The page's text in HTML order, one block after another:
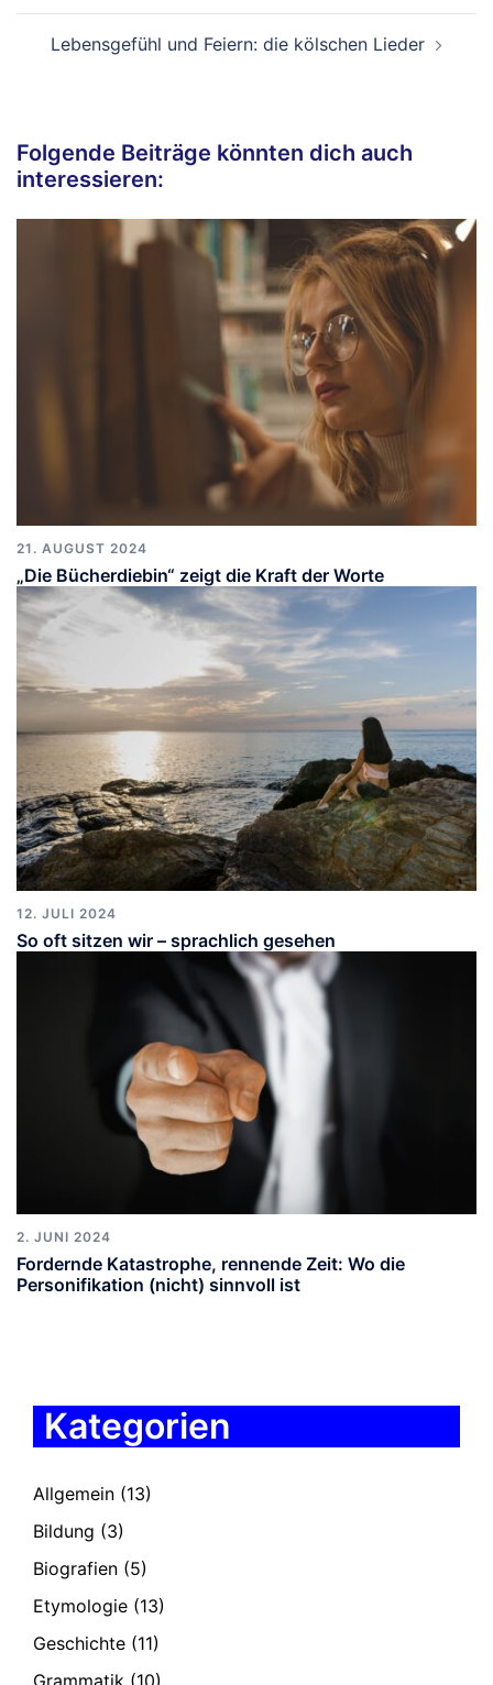
Lebensgefühl und Feiern: die kölschen Lieder
Folgende Beiträge könnten dich auch
interessieren:
21. AUGUST 2024
„Die Bücherdiebin“ zeigt die Kraft der Worte
12. JULI 2024
So oft sitzen wir – sprachlich gesehen
2. JUNI 2024
Fordernde Katastrophe, rennende Zeit: Wo die
Personifikation (nicht) sinnvoll ist
Kategorien
Allgemein (13)
Bildung (3)
Biografien (5)
Etymologie (13)
Geschichte (11)